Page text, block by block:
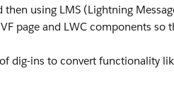
using LMS (Lightning
page and LWC components so
dig-ins to convert functionality